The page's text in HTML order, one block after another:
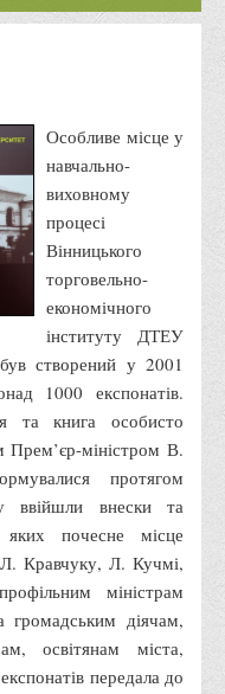
вибухонебезпечних
ситуацій воєнного
Особливе місце у
навчально-
виховному
процесі
Вінницького
торговельно-
економічного
інституту ДТЕУ
створений у 2001
1000 експонатів.
та книга особисто
Прем’єр-міністром В.
протягом
ввійшли внески та
яких почесне місце
Кравчуку, Л. Кучмі,
міністрам
громадським діячам,
освітянам міста,
передала до